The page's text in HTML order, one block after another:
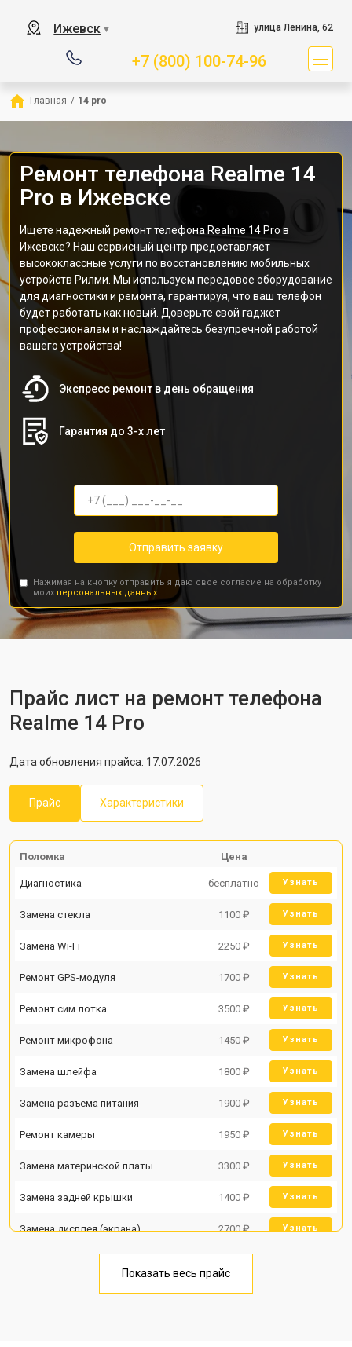
Ижевск ▼ улица Ленина, 62
+7 (800) 100-74-96
Главная / 14 pro
Ремонт телефона Realme 14
Pro в Ижевске
Ищете надежный ремонт телефона Realme 14 Pro в
Ижевске? Наш сервисный центр предоставляет
высококлассные услуги по восстановлению мобильных
устройств Рилми. Мы используем передовое оборудование
для диагностики и ремонта, гарантируя, что ваш телефон
будет работать как новый. Доверьте свой гаджет
профессионалам и наслаждайтесь безупречной работой
вашего устройства!
Экспресс ремонт в день обращения
Гарантия до 3-х лет
Отправить заявку
Нажимая на кнопку отправить я даю свое согласие на обработку
моих персональных данных.
Прайс лист на ремонт телефона
Realme 14 Pro
Дата обновления прайса: 17.07.2026
Прайс Характеристики
Поломка Цена
Диагностика бесплатно Узнать
Замена стекла 1100 ₽ Узнать
Замена Wi-Fi 2250 ₽ Узнать
Ремонт GPS-модуля 1700 ₽ Узнать
Ремонт сим лотка 3500 ₽ Узнать
Ремонт микрофона 1450 ₽ Узнать
Замена шлейфа 1800 ₽ Узнать
Замена разъема питания 1900 ₽ Узнать
Ремонт камеры 1950 ₽ Узнать
Замена материнской платы 3300 ₽ Узнать
Замена задней крышки 1400 ₽ Узнать
Замена дисплея (экрана) 2700 ₽ Узнать
Замена кнопки включения 1750 ₽
Показать весь прайс